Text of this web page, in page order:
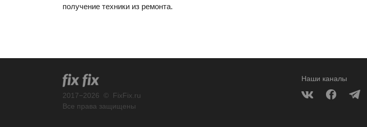
получение техники из ремонта.
2017−2026 © FixFix.ru
Все права защищены
Наши каналы